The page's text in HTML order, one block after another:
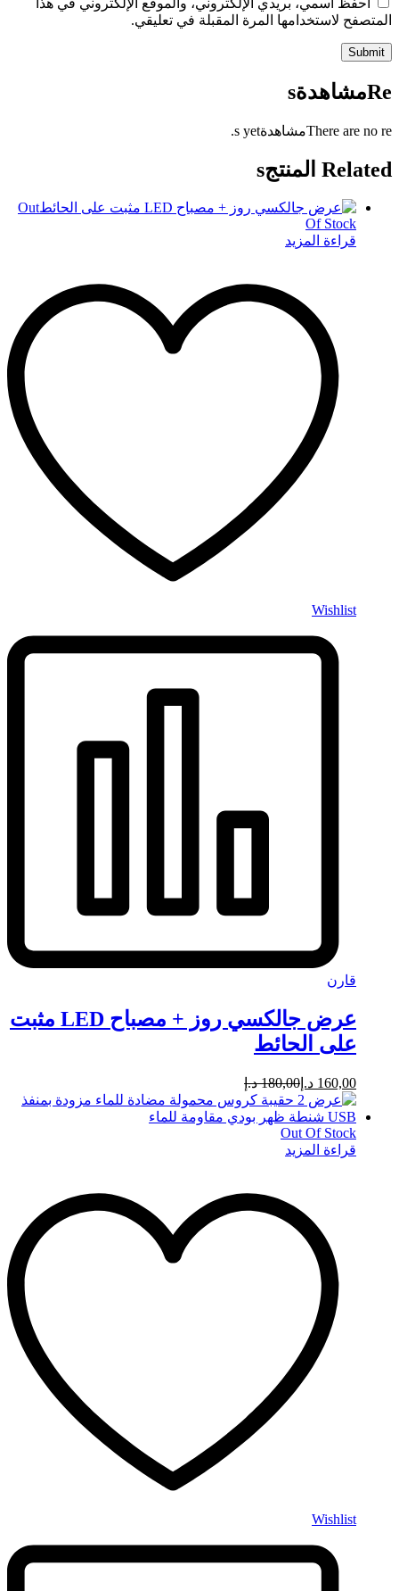
المتصفح لاستخدامها المرة المقبلة في تعليقي.
Reمشاهدةs
There are no reمشاهدةs yet.
Related المنتجs
Out
Of Stock
قراءة المزيد
Wishlist
قارن
عرض جالكسي روز + مصباح LED مثبت
على الحائط
160,00 د.إ 180,00 د.إ
Out Of Stock
قراءة المزيد
Wishlist